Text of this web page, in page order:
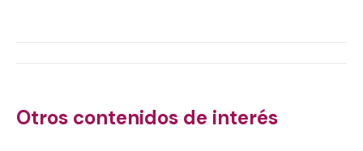
Otros contenidos de interés